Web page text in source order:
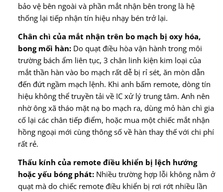
bảo vệ bên ngoài và phần mắt nhận bên trong là hệ
thống lại tiếp nhận tín hiệu nhạy bén trở lại.
Chân chì của mắt nhận trên bo mạch bị oxy hóa,
bong mối hàn:Do quạt điều hòa vận hành trong môi
trường bách ẩm liên tục, 3 chân linh kiện kim loại của
mắt thần hàn vào bo mạch rất dễ bị rỉ sét, ăn mòn dẫn
đến đứt ngầm mạch lệnh. Khi anh bấm remote, dòng tín
hiệu không thể truyền tải về IC xử lý trung tâm. Anh nên
nhờ ông xã tháo mặt nạ bo mạch ra, dùng mỏ hàn chì gia
cố lại các chân tiếp điểm, hoặc mua một chiếc mắt nhận
hồng ngoại mới cùng thông số về hàn thay thế với chi phí
rất rẻ.
Thấu kính của remote điều khiển bị lệch hướng
hoặc yếu bóng phát:Nhiều trường hợp lỗi không nằm ở
quạt mà do chiếc remote điều khiển bị rơi rớt nhiều lần